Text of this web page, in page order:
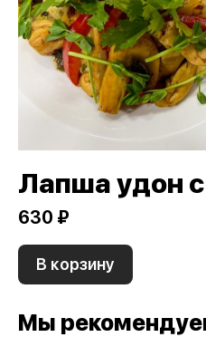
Лапша удон
630 ₽
В корзину
Мы